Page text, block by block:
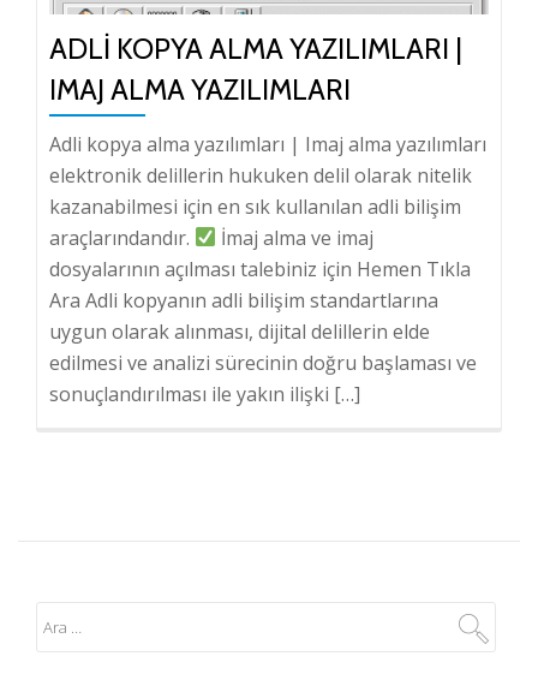
ADLI KOPYA ALMA YAZILIMLARI |
IMAJ ALMA YAZILIMLARI
Adli kopya alma yazılımları | Imaj alma yazılımları
elektronik delillerin hukuken delil olarak nitelik
kazanabilmesi için en sık kullanılan adli bilişim
araçlarındandır.
İmaj alma ve imaj
dosyalarının açılması talebiniz için Hemen Tıkla
Ara Adli kopyanın adli bilişim standartlarına
uygun olarak alınması, dijital delillerin elde
edilmesi ve analizi sürecinin doğru başlaması ve
sonuçlandırılması ile yakın ilişki […]